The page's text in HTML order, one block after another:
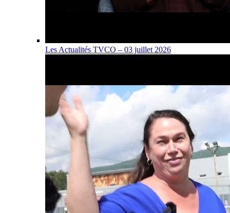
Les Actualités TVCO – 03 juillet 2026